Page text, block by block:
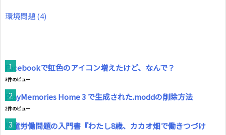
環境問題(4)
Facebookで虹色のアイコン増えたけど、なんで？
3件のビュー
PlayMemories Home 3 で生成された.moddの削除方法
2件のビュー
児童労働問題の入門書『わたし8歳、カカオ畑で働きつづけ